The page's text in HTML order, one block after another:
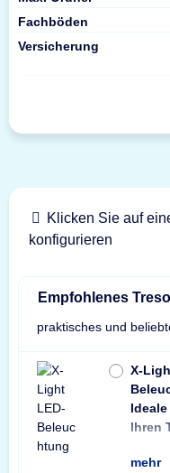
Fachböden
Versicherung
Klicken Sie auf
konfigurieren
Empfohlenes
praktisches und
X-
Ihren
mehr